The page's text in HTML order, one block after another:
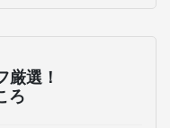
選！
ろ